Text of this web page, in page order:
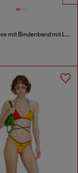
Bikini-Hose mit Bindenband mit Logo auf der Rückseite